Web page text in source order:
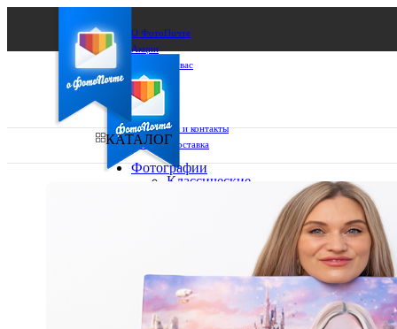
О ФотоПочте
Акции
Сделаем за вас
Бизнесу
FAQ
Франшиза
Поддержка и контакты
Оплата и доставка
КАТАЛОГ
Фотографии
Классические
15х20
20х20
20х30